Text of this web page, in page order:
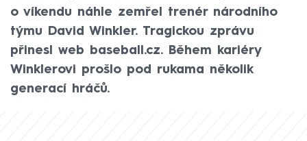
o víkendu náhle zemřel trenér národního
týmu David Winkler. Tragickou zprávu
přinesl web baseball.cz. Během kariéry
Winklerovi prošlo pod rukama několik
generací hráčů.